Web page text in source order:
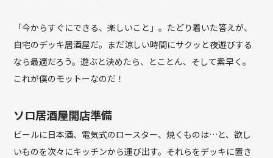
「今からすぐにできる、楽しいこと」。たどり着いた答えが、
自宅のデッキ居酒屋だ。まだ涼しい時間にサクッと夜遊びする
なら最適だろう。遊ぶと決めたら、とことん、そして素早く。
これが僕のモットーなのだ！
ソロ居酒屋開店準備
ビールに日本酒、電気式のロースター、焼くものは…と、欲し
いものを次々にキッチンから運び出す。それらをデッキに置き